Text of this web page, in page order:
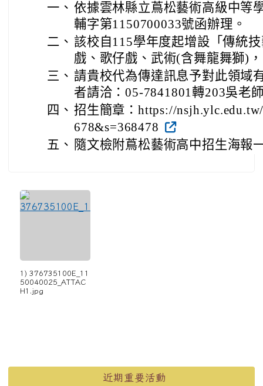
一、 依據雲林縣立蔦松藝術高級中等
輔字第1150700033號函辦理。
二、 該校自115學年度起增設「傳統
戲、歌仔戲、武術(含舞龍舞獅)
三、 請貴校代為傳達訊息予對此領域
者請洽：05-7841801轉203吳老
四、 招生簡章：https://
678&s=368478
五、 隨文檢附蔦松藝術高中招生海報
1) 376735100E_11
50040025_ATTAC
H1.jpg
近期重要活動